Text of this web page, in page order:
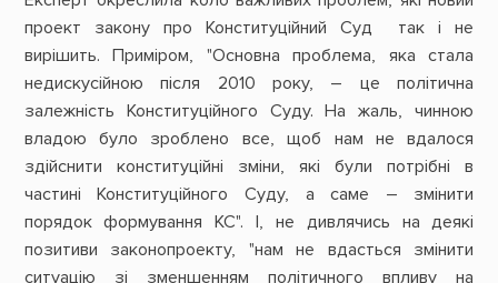
проект закону про Конституційний Суд так і не
вирішить. Приміром, "Основна проблема, яка стала
недискусійною після 2010 року, – це політична
залежність Конституційного Суду. На жаль, чинною
владою було зроблено все, щоб нам не вдалося
здійснити конституційні зміни, які були потрібні в
частині Конституційного Суду, а саме – змінити
порядок формування КС". І, не дивлячись на деякі
позитиви законопроекту, "нам не вдасться змінити
ситуацію зі зменшенням політичного впливу на